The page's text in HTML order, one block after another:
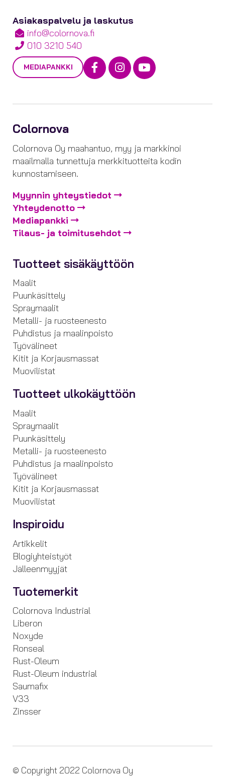
Asiakaspalvelu ja laskutus
info@colornova.fi
010 3210 540
MEDIAPANKKI Facebook
Instagram
Youtube
Colornova
Colornova Oy maahantuo, myy ja markkinoi
maailmalla tunnettuja merkkituotteita kodin
kunnostamiseen.
Myynnin yhteystiedot
Yhteydenotto
Mediapankki
Tilaus- ja toimitusehdot
Tuotteet sisäkäyttöön
Maalit
Puunkäsittely
Spraymaalit
Metalli- ja ruosteenesto
Puhdistus ja maalinpoisto
Työvälineet
Kitit ja Korjausmassat
Muovilistat
Tuotteet ulkokäyttöön
Maalit
Spraymaalit
Puunkäsittely
Metalli- ja ruosteenesto
Puhdistus ja maalinpoisto
Työvälineet
Kitit ja Korjausmassat
Muovilistat
Inspiroidu
Artikkelit
Blogiyhteistyöt
Jälleenmyyjät
Tuotemerkit
Colornova Industrial
Liberon
Noxyde
Ronseal
Rust-Oleum
Rust-Oleum industrial
Saumafix
V33
Zinsser
© Copyright 2022 Colornova Oy